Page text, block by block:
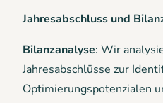
Jahresabschluss und
Bilanzanalyse: Wir
Jahresabschlüsse zur
Optimierungspotenzialen